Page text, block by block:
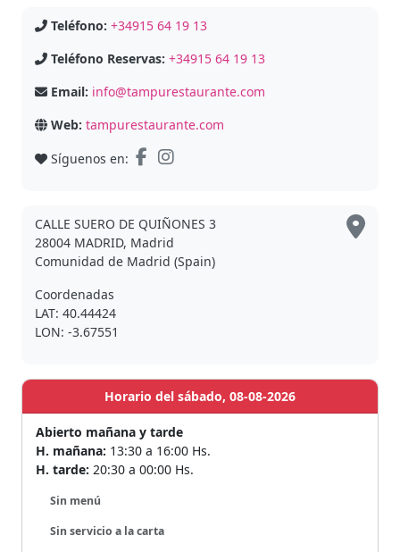
Teléfono: +34915 64 19 13
Teléfono Reservas: +34915 64 19 13
Email: info@tampurestaurante.com
Web: tampurestaurante.com
Síguenos en:
CALLE SUERO DE QUIÑONES 3
28004 MADRID, Madrid
Comunidad de Madrid (Spain)
Coordenadas
LAT: 40.44424
LON: -3.67551
Horario del sábado, 08-08-2026
Abierto mañana y tarde
H. mañana: 13:30 a 16:00 Hs.
H. tarde: 20:30 a 00:00 Hs.
Sin menú
Sin servicio a la carta